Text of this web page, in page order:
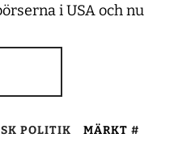
i USA och nu
POLITIK
MÄRKT